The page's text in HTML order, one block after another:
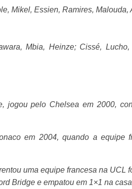
Mikel, Essien, Ramires, Malouda,
Mbia, Heinze; Cissé,
jogou pelo Chelsea em 2000,
em 2004, quando a equipe
uma equipe francesa na UCL
Bridge e empatou em 1×1 na